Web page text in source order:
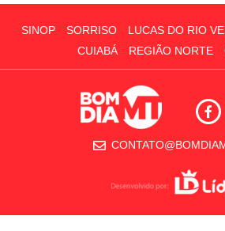
SINOP SORRISO LUCAS DO RIO
CUIABÁ
REGIÃO NORTE